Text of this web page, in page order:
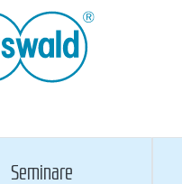
Seminare